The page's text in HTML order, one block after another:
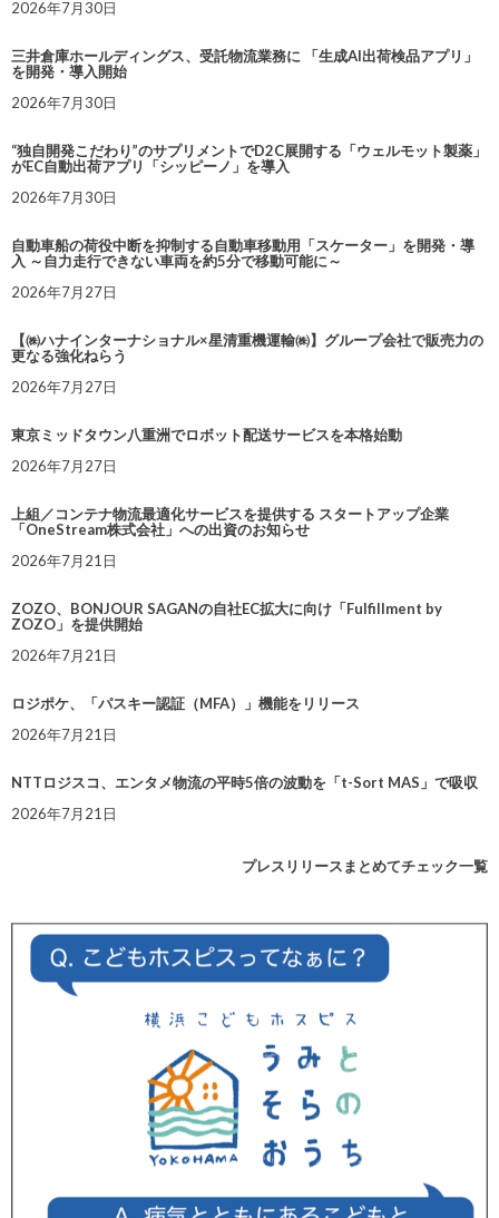
2026年7月30日
三井倉庫ホールディングス、受託物流業務に 「生成AI出荷検品アプリ」
を開発・導入開始
2026年7月30日
“独自開発こだわり”のサプリメントでD2C展開する「ウェルモット製薬」
がEC自動出荷アプリ「シッピーノ」を導入
2026年7月30日
自動車船の荷役中断を抑制する自動車移動用「スケーター」を開発・導
入 ～自力走行できない車両を約5分で移動可能に～
2026年7月27日
【㈱ハナインターナショナル×星清重機運輸㈱】グループ会社で販売力の
更なる強化ねらう
2026年7月27日
東京ミッドタウン八重洲でロボット配送サービスを本格始動
2026年7月27日
上組／コンテナ物流最適化サービスを提供する スタートアップ企業
「OneStream株式会社」への出資のお知らせ
2026年7月21日
ZOZO、BONJOUR SAGANの自社EC拡大に向け「Fulfillment by
ZOZO」を提供開始
2026年7月21日
ロジポケ、「パスキー認証（MFA）」機能をリリース
2026年7月21日
NTTロジスコ、エンタメ物流の平時5倍の波動を「t-Sort MAS」で吸収
2026年7月21日
プレスリリースまとめてチェック一覧